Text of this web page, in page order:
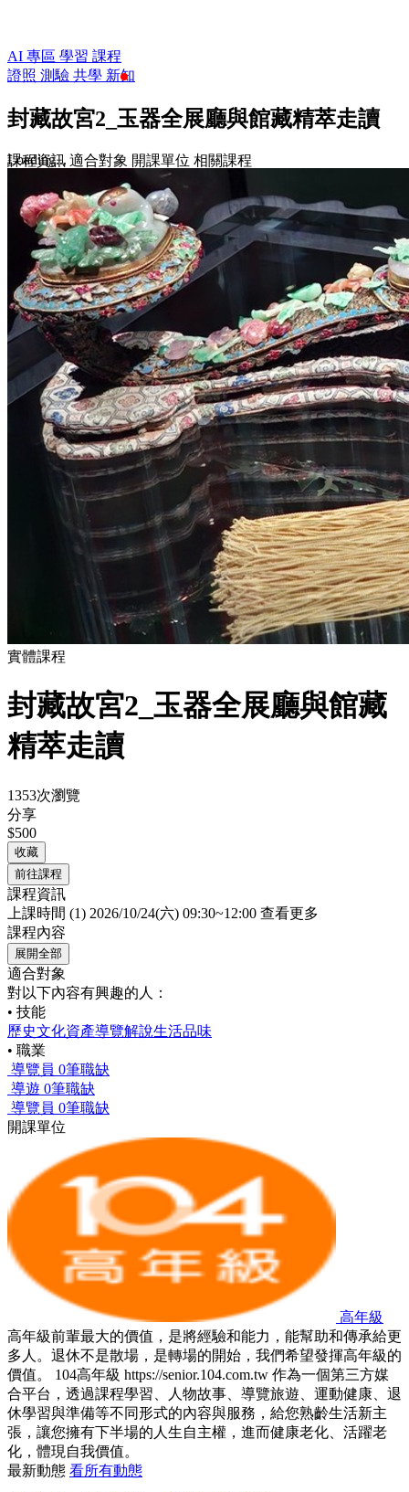
AI 專區 學習 課程
證照 測驗 共學 新知
封藏故宮2_玉器全展廳與館藏精萃走讀
課程資訊 適合對象 開課單位 相關課程
收藏
前往課程
Loading...
實體課程
封藏故宮2_玉器全展廳與館藏
精萃走讀
1353次瀏覽
分享
$500
收藏
前往課程
課程資訊
上課時間 (1) 2026/10/24(六) 09:30~12:00 查看更多
課程內容
展開全部
適合對象
對以下內容有興趣的人：
• 技能
歷史文化資產導覽解說生活品味
• 職業
導覽員 0筆職缺
導遊 0筆職缺
導覽員 0筆職缺
開課單位
高年級
高年級前輩最大的價值，是將經驗和能力，能幫助和傳承給更
多人。退休不是散場，是轉場的開始，我們希望發揮高年級的
價值。 104高年級 https://senior.104.com.tw 作為一個第三方媒
合平台，透過課程學習、人物故事、導覽旅遊、運動健康、退
休學習與準備等不同形式的內容與服務，給您熟齡生活新主
張，讓您擁有下半場的人生自主權，進而健康老化、活躍老
化，體現自我價值。
最新動態 看所有動態